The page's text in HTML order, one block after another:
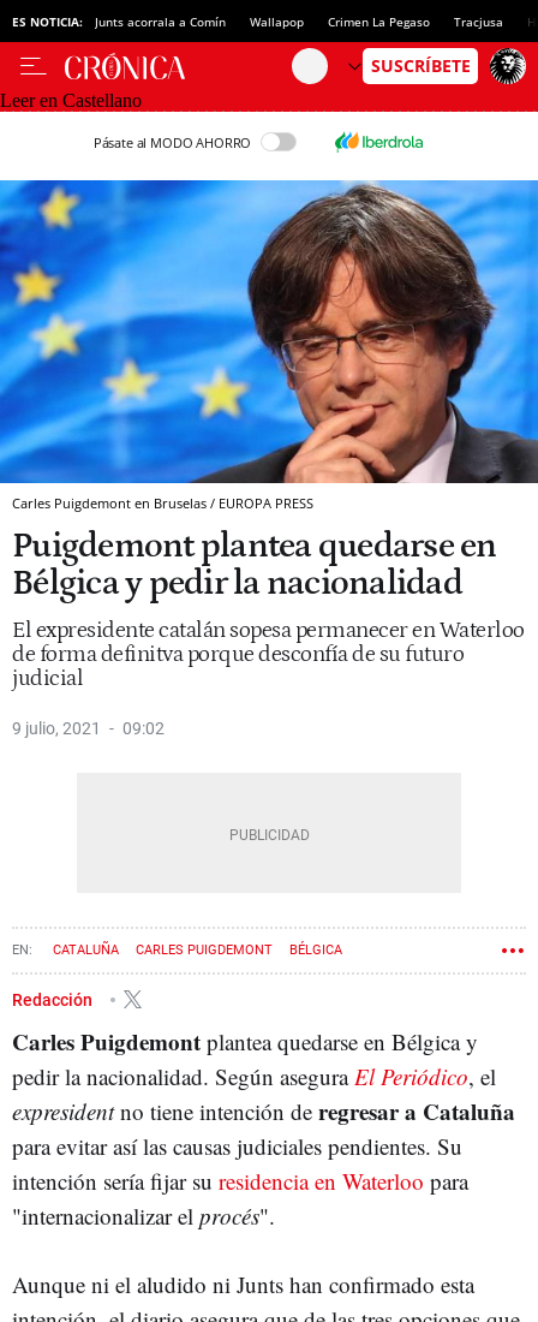
ES NOTICIA: Junts acorrala a Comín Wallapop Crimen La Pegaso Tracjusa
Leer en Castellano
Pásate al MODO AHORRO
Carles Puigdemont en Bruselas / EUROPA PRESS
Puigdemont plantea quedarse en
Bélgica y pedir la nacionalidad
El expresidente catalán sopesa permanecer en Waterloo
de forma definitva porque desconfía de su futuro
judicial
9 julio, 2021 09:02
CATALUÑA CARLES PUIGDEMONT BÉLGICA
Redacción
Carles Puigdemont plantea quedarse en Bélgica y
pedir la nacionalidad. Según aseguraEl Periódico, el
expresidentno tiene intención de regresar a Cataluña
para evitar así las causas judiciales pendientes. Su
intención sería fijar su residencia en Waterloo para
"internacionalizar el procés".
Aunque ni el aludido ni Junts han confirmado esta